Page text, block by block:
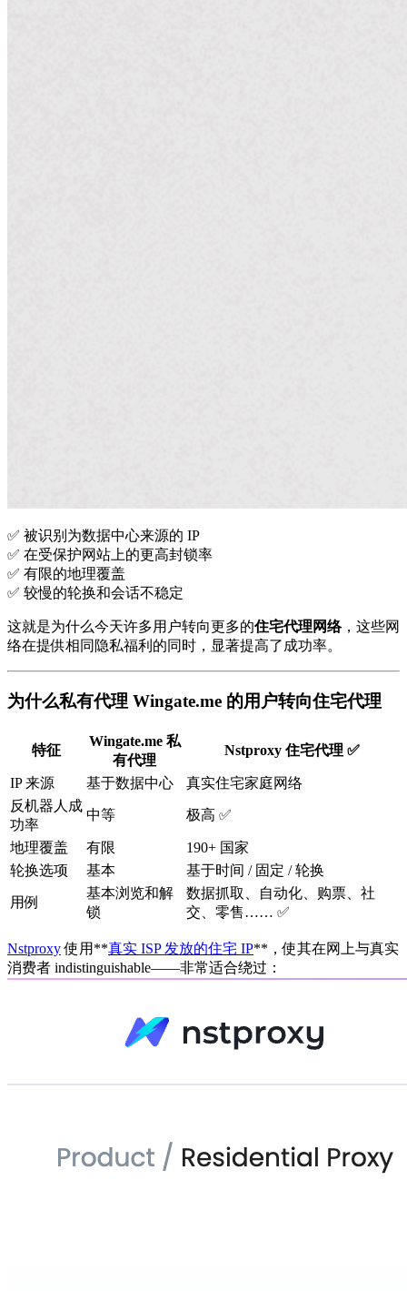
✅ 被识别为数据中心来源的 IP
✅ 在受保护网站上的更高封锁率
✅ 有限的地理覆盖
✅ 较慢的轮换和会话不稳定
这就是为什么今天许多用户转向更多的住宅代理网络，这些网
络在提供相同隐私福利的同时，显著提高了成功率。
为什么私有代理 Wingate.me 的用户转向住宅代理
特征
Wingate.me 私
有代理
Nstproxy 住宅代理 ✅
IP 来源 基于数据中心
真实住宅家庭网络
反机器人成
功率
中等 极高 ✅
地理覆盖 有限
190+ 国家
轮换选项
基本 基于时间 / 固定 / 轮换
用例
基本浏览和解
锁
数据抓取、自动化、购票、社
交、零售…… ✅
Nstproxy使用**真实 ISP 发放的住宅 IP**，使其在网上与真实
消费者 indistinguishable——非常适合绕过：